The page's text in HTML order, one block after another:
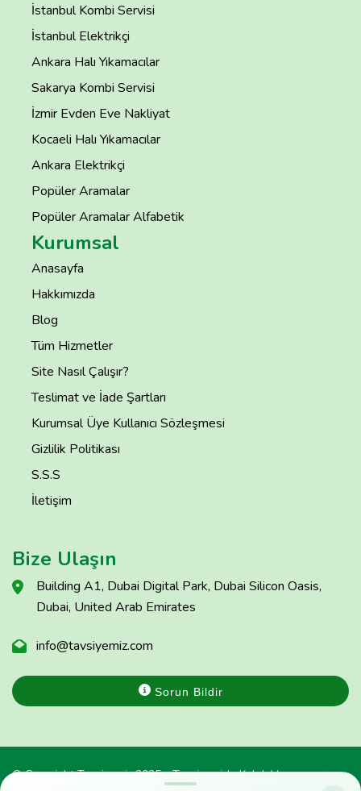
İstanbul Kombi Servisi
İstanbul Elektrikçi
Ankara Halı Yıkamacılar
Sakarya Kombi Servisi
İzmir Evden Eve Nakliyat
Kocaeli Halı Yıkamacılar
Ankara Elektrikçi
Popüler Aramalar
Popüler Aramalar Alfabetik
Kurumsal
Anasayfa
Hakkımızda
Blog
Tüm Hizmetler
Site Nasıl Çalışır?
Teslimat ve İade Şartları
Kurumsal Üye Kullanıcı Sözleşmesi
Gizlilik Politikası
S.S.S
İletişim
Bize Ulaşın
Building A1, Dubai Digital Park, Dubai Silicon Oasis,
Dubai, United Arab Emirates
info@tavsiyemiz.com
Sorun Bildir
© Copyright Tavsiyemiz 2025 - Tavsiyemiz'e Kulak Ver